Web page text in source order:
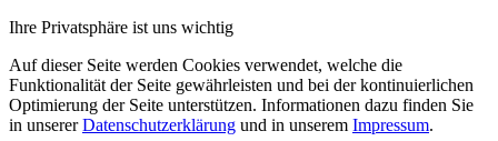
Ihre Privatsphäre ist uns wichtig
Auf dieser Seite werden Cookies verwendet, welche die
Funktionalität der Seite gewährleisten und bei der kontinuierlichen
Optimierung der Seite unterstützen. Informationen dazu finden Sie
in unsererDatenschutzerklärung und in unserem Impressum.